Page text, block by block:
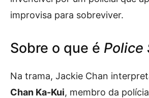
improvisa para sobreviver.
Sobre o que é Police
Na trama, Jackie Chan
Chan Ka-Kui, membro da